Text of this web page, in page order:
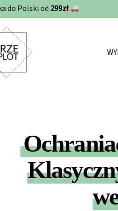
do Polski od 299zł